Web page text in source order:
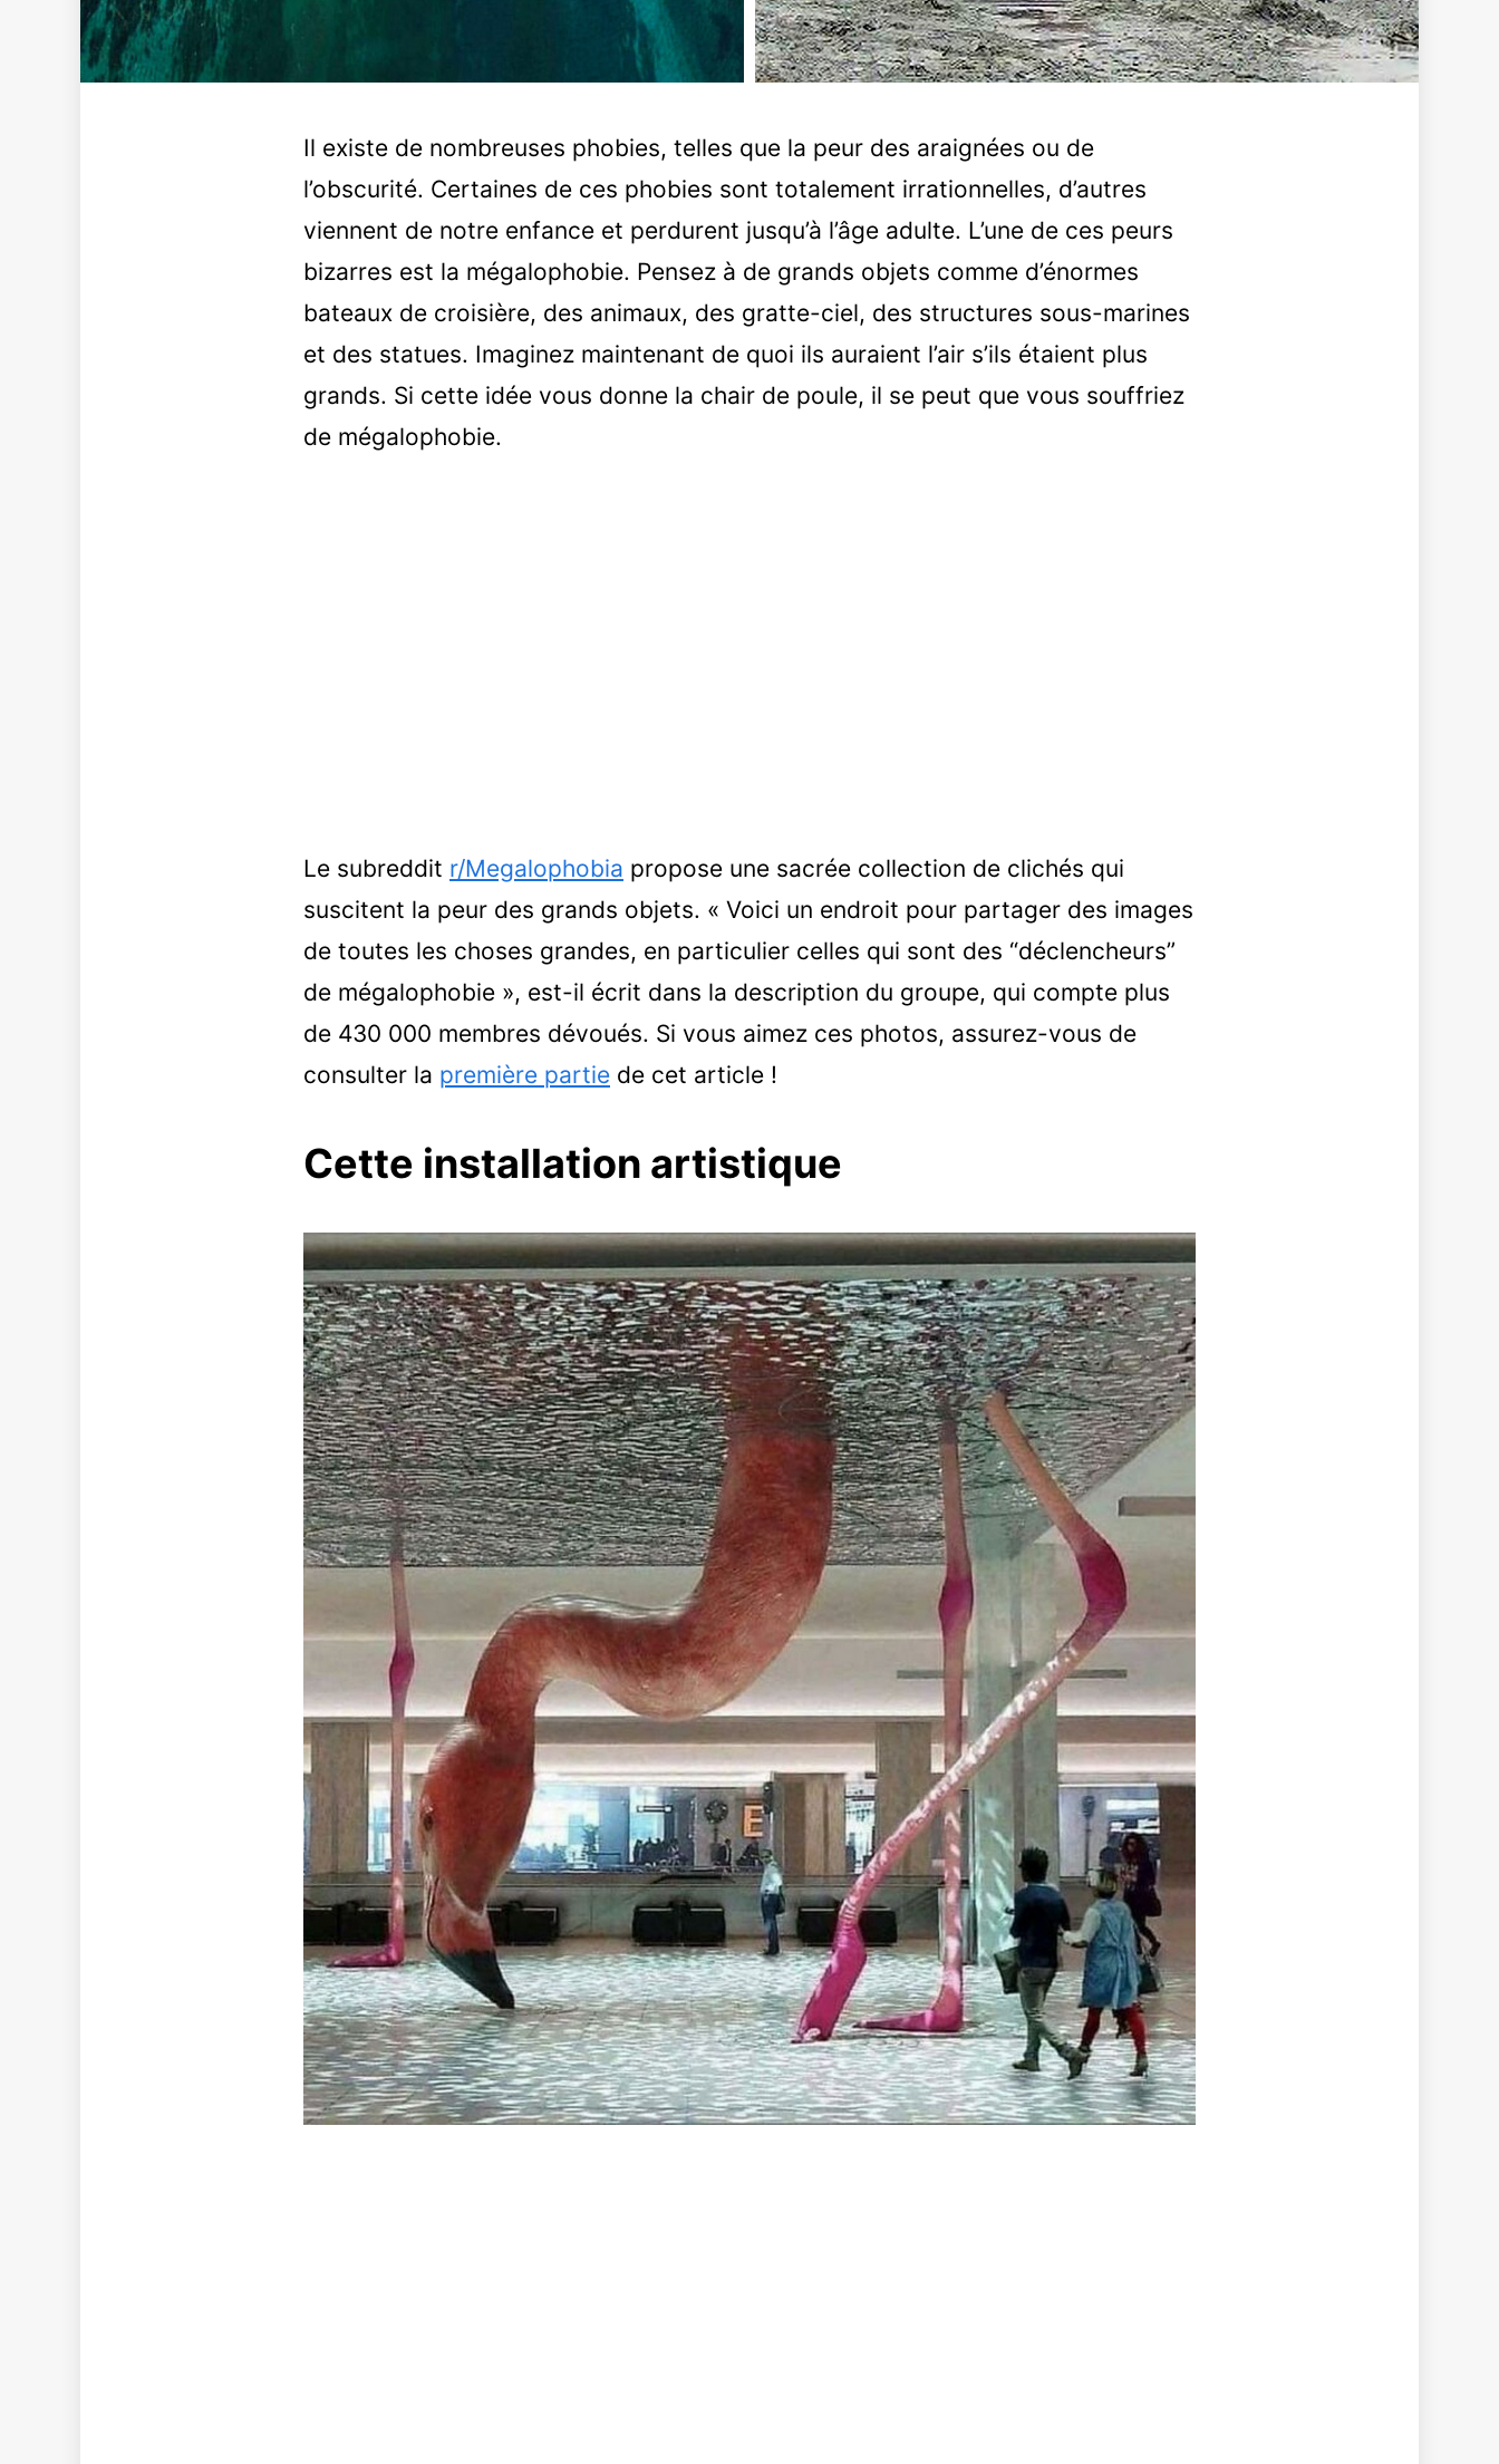
Il existe de nombreuses phobies, telles que la peur des araignées ou de
l’obscurité. Certaines de ces phobies sont totalement irrationnelles, d’autres
viennent de notre enfance et perdurent jusqu’à l’âge adulte. L’une de ces peurs
bizarres est la mégalophobie. Pensez à de grands objets comme d’énormes
bateaux de croisière, des animaux, des gratte-ciel, des structures sous-marines
et des statues. Imaginez maintenant de quoi ils auraient l’air s’ils étaient plus
grands. Si cette idée vous donne la chair de poule, il se peut que vous souffriez
de mégalophobie.
Le subreddit r/Megalophobia propose une sacrée collection de clichés qui
suscitent la peur des grands objets. « Voici un endroit pour partager des images
de toutes les choses grandes, en particulier celles qui sont des “déclencheurs”
de mégalophobie », est-il écrit dans la description du groupe, qui compte plus
de 430 000 membres dévoués. Si vous aimez ces photos, assurez-vous de
consulter la première partie de cet article !
Cette installation artistique